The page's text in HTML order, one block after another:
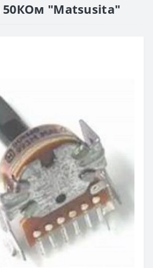
50КОм "Matsusita"